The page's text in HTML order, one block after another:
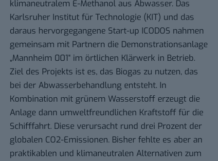
klimaneutralem E-Methanol aus Abwasser. Das
Karlsruher Institut für Technologie (KIT) und das
daraus hervorgegangene Start-up ICODOS nahmen
gemeinsam mit Partnern die Demonstrationsanlage
„Mannheim 001“ im örtlichen Klärwerk in Betrieb.
Ziel des Projekts ist es, das Biogas zu nutzen, das
bei der Abwasserbehandlung entsteht. In
Kombination mit grünem Wasserstoff erzeugt die
Anlage dann umweltfreundlichen Kraftstoff für die
Schifffahrt. Diese verursacht rund drei Prozent der
globalen CO2-Emissionen. Bisher fehlte es aber an
praktikablen und klimaneutralen Alternativen zum